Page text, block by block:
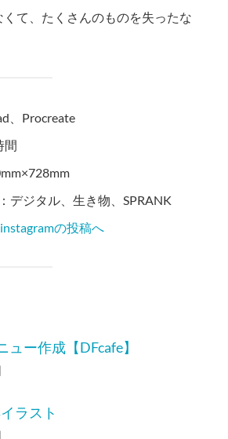
て、たくさんのものを失ったな
、Procreate
間
デジタル、生き物、SPRANK
instagramの投稿へ
ュー作成【DFcafe】
ラスト